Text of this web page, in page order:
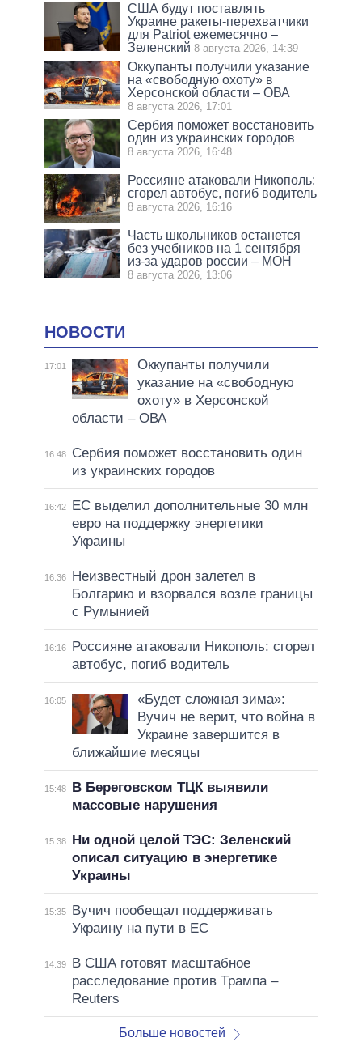
США будут поставлять
Украине ракеты-перехватчики
для Patriot ежемесячно –
Зеленский 8 августа 2026, 14:39
Оккупанты получили указание
на «свободную охоту» в
Херсонской области – ОВА
8 августа 2026, 17:01
Сербия поможет восстановить
один из украинских городов
8 августа 2026, 16:48
Россияне атаковали Никополь:
сгорел автобус, погиб водитель
8 августа 2026, 16:16
Часть школьников останется
без учебников на 1 сентября
из-за ударов россии – МОН
8 августа 2026, 13:06
НОВОСТИ
17:01
Оккупанты получили
указание на «свободную
охоту» в Херсонской
области – ОВА
16:48
Сербия поможет восстановить один
из украинских городов
16:42
ЕС выделил дополнительные 30 млн
евро на поддержку энергетики
Украины
16:36
Неизвестный дрон залетел в
Болгарию и взорвался возле границы
с Румынией
16:16
Россияне атаковали Никополь: сгорел
автобус, погиб водитель
16:05
«Будет сложная зима»:
Вучич не верит, что война в
Украине завершится в
ближайшие месяцы
15:48
В Береговском ТЦК выявили
массовые нарушения
15:38
Ни одной целой ТЭС: Зеленский
описал ситуацию в энергетике
Украины
15:35
Вучич пообещал поддерживать
Украину на пути в ЕС
14:39
В США готовят масштабное
расследование против Трампа –
Reuters
Больше новостей